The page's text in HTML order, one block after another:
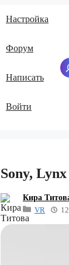
Настройка
Форум
Написать
Войти
Sony,
Кира
VR